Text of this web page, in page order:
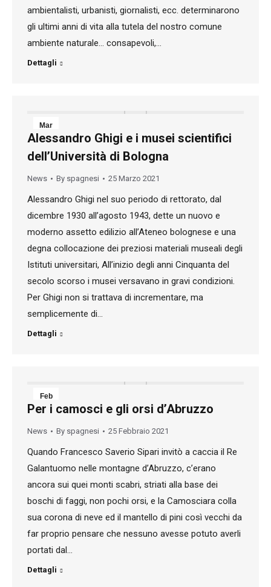
ambientalisti, urbanisti, giornalisti, ecc. determinarono
gli ultimi anni di vita alla tutela del nostro comune
ambiente naturale… consapevoli,…
Dettagli
Mar
25
2021
Alessandro Ghigi e i musei scientifici
dell’Università di Bologna
News By spagnesi 25 Marzo 2021
Alessandro Ghigi nel suo periodo di rettorato, dal
dicembre 1930 all’agosto 1943, dette un nuovo e
moderno assetto edilizio all’Ateneo bolognese e una
degna collocazione dei preziosi materiali museali degli
Istituti universitari, All’inizio degli anni Cinquanta del
secolo scorso i musei versavano in gravi condizioni.
Per Ghigi non si trattava di incrementare, ma
semplicemente di…
Dettagli
Feb
25
2021
Per i camosci e gli orsi d’Abruzzo
News By spagnesi 25 Febbraio 2021
Quando Francesco Saverio Sipari invitò a caccia il Re
Galantuomo nelle montagne d’Abruzzo, c’erano
ancora sui quei monti scabri, striati alla base dei
boschi di faggi, non pochi orsi, e la Camosciara colla
sua corona di neve ed il mantello di pini così vecchi da
far proprio pensare che nessuno avesse potuto averli
portati dal…
Dettagli